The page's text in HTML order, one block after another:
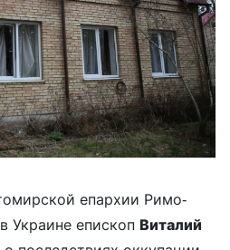
епархии Римо-
Украине епископ Виталий